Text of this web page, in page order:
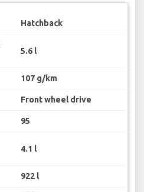
Hatchback
5.6 l
107 g/km
Front wheel drive
95
4.1 l
922 l